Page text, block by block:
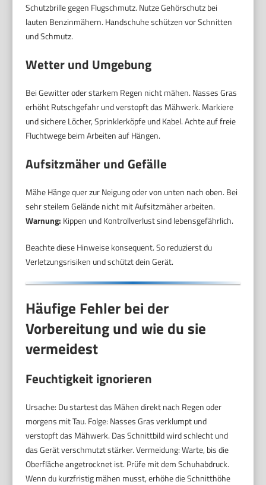
Schutzbrille gegen Flugschmutz. Nutze Gehörschutz bei
lauten Benzinmähern. Handschuhe schützen vor Schnitten
und Schmutz.
Wetter und Umgebung
Bei Gewitter oder starkem Regen nicht mähen. Nasses Gras
erhöht Rutschgefahr und verstopft das Mähwerk. Markiere
und sichere Löcher, Sprinklerköpfe und Kabel. Achte auf freie
Fluchtwege beim Arbeiten auf Hängen.
Aufsitzmäher und Gefälle
Mähe Hänge quer zur Neigung oder von unten nach oben. Bei
sehr steilem Gelände nicht mit Aufsitzmäher arbeiten.
Warnung: Kippen und Kontrollverlust sind lebensgefährlich.
Beachte diese Hinweise konsequent. So reduzierst du
Verletzungsrisiken und schützt dein Gerät.
Häufige Fehler bei der
Vorbereitung und wie du sie
vermeidest
Feuchtigkeit ignorieren
Ursache: Du startest das Mähen direkt nach Regen oder
morgens mit Tau. Folge: Nasses Gras verklumpt und
verstopft das Mähwerk. Das Schnittbild wird schlecht und
das Gerät verschmutzt stärker. Vermeidung: Warte, bis die
Oberfläche angetrocknet ist. Prüfe mit dem Schuhabdruck.
Wenn du kurzfristig mähen musst, erhöhe die Schnitthöhe